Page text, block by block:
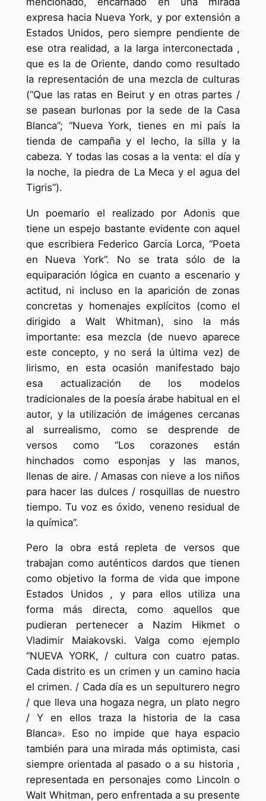
expresa hacia Nueva York, y por extensión a
Estados Unidos, pero siempre pendiente de
ese otra realidad, a la larga interconectada ,
que es la de Oriente, dando como resultado
la representación de una mezcla de culturas
(“Que las ratas en Beirut y en otras partes /
se pasean burlonas por la sede de la Casa
Blanca”; “Nueva York, tienes en mi país la
tienda de campaña y el lecho, la silla y la
cabeza. Y todas las cosas a la venta: el día y
la noche, la piedra de La Meca y el agua del
Tigris”).
Un poemario el realizado por Adonis que
tiene un espejo bastante evidente con aquel
que escribiera Federico García Lorca, “Poeta
en Nueva York”. No se trata sólo de la
equiparación lógica en cuanto a escenario y
actitud, ni incluso en la aparición de zonas
concretas y homenajes explícitos (como el
dirigido a Walt Whitman), sino la más
importante: esa mezcla (de nuevo aparece
este concepto, y no será la última vez) de
lirismo, en esta ocasión manifestado bajo
esa actualización de los modelos
tradicionales de la poesía árabe habitual en el
autor, y la utilización de imágenes cercanas
al surrealismo, como se desprende de
versos como “Los corazones están
hinchados como esponjas y las manos,
llenas de aire. / Amasas con nieve a los niños
para hacer las dulces / rosquillas de nuestro
tiempo. Tu voz es óxido, veneno residual de
la química”.
Pero la obra está repleta de versos que
trabajan como auténticos dardos que tienen
como objetivo la forma de vida que impone
Estados Unidos , y para ellos utiliza una
forma más directa, como aquellos que
pudieran pertenecer a Nazim Hikmet o
Vladimir Maiakovski. Valga como ejemplo
“NUEVA YORK, / cultura con cuatro patas.
Cada distrito es un crimen y un camino hacia
el crimen. / Cada día es un sepulturero negro
/ que lleva una hogaza negra, un plato negro
/ Y en ellos traza la historia de la casa
Blanca». Eso no impide que haya espacio
también para una mirada más optimista, casi
siempre orientada al pasado o a su historia ,
representada en personajes como Lincoln o
Walt Whitman, pero enfrentada a su presente